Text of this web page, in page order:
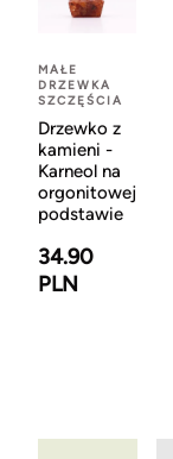
MAŁE
DRZEWKA
SZCZĘŚCIA
Drzewko z
kamieni -
Karneol na
orgonitowej
podstawie
34.90
PLN